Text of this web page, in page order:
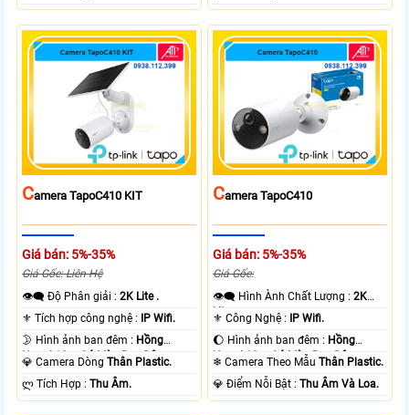
CAmera TapoC410 KIT
Giá bán: 5%-35%
Giá Gốc: Liên Hệ
👁️‍🗨 Độ Phân giải :2K Lite .
⚜️ Tích hợp công nghệ : IP Wifi.
🌛 Hình ảnh ban đêm : Hồng
Ngoại 10m Có Màu Ban Ðêm.
💎 Camera DòngThân Plastic.
️ლ Tích Hợp :Thu Âm.
CAmera TapoC410
Giá bán: 5%-35%
Giá Gốc:
👁️‍🗨 Hình Ành Chất Lượng :2K
Lite .
⚜️ Công Nghệ : IP Wifi.
🌔 Hình ảnh ban đêm : Hồng
Ngoại 10m Có Màu Ban Ðêm.
❄ Camera Theo MẫuThân Plastic.
️💎 Điểm Nỗi Bật :Thu Âm Và Loa.